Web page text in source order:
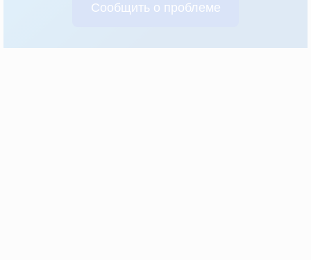
Сообщить о проблеме